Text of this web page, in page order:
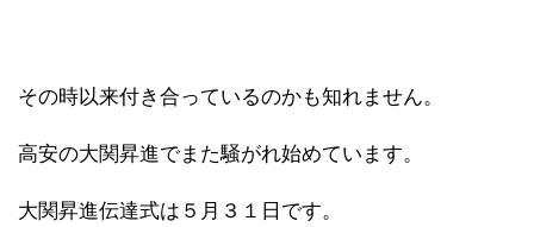
その時以来付き合っているのかも知れません。
高安の大関昇進でまた騒がれ始めています。
大関昇進伝達式は５月３１日です。